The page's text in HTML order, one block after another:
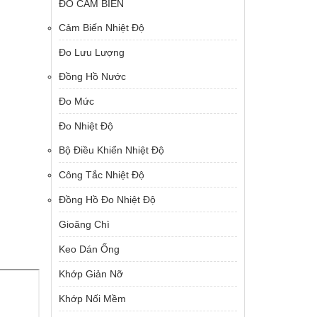
ĐO CẢM BIẾN
Cảm Biến Nhiệt Độ
Đo Lưu Lượng
Đồng Hồ Nước
Đo Mức
Đo Nhiệt Độ
Bộ Điều Khiển Nhiệt Độ
Công Tắc Nhiệt Độ
Đồng Hồ Đo Nhiệt Độ
Gioăng Chì
Keo Dán Ống
Khớp Giản Nỡ
Khớp Nối Mềm